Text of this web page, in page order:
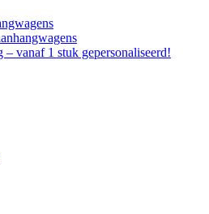
vanaf 1 stuk gepersonaliseerd!